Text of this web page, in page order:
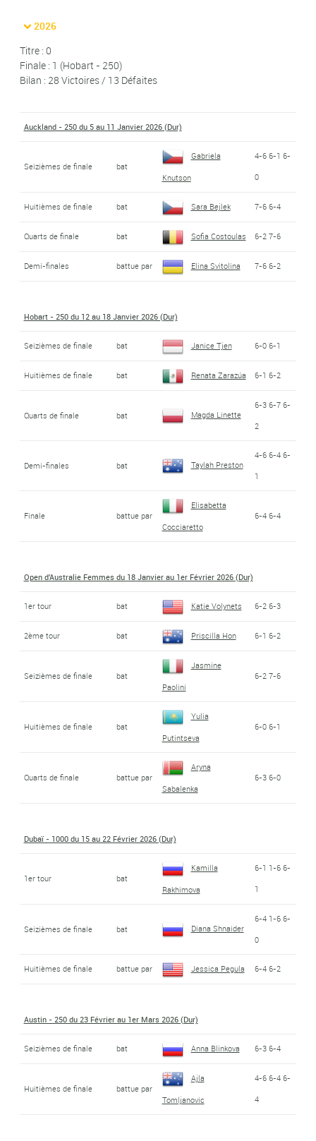
2026
Titre : 0
Finale : 1 (Hobart - 250)
Bilan : 28 Victoires / 13 Défaites
Auckland - 250 du 5 au 11 Janvier 2026 (Dur)
Seizièmes de finale bat
Gabriela
Knutson
4-6 6-1 6-
0
Huitièmes de finale bat Sara Bejlek 7-6 6-4
Quarts de finale bat Sofia Costoulas 6-2 7-6
Demi-finales battue par Elina Svitolina 7-6 6-2
Hobart - 250 du 12 au 18 Janvier 2026 (Dur)
Seizièmes de finale bat Janice Tjen 6-0 6-1
Huitièmes de finale bat Renata Zarazúa 6-1 6-2
Quarts de finale bat Magda Linette
6-3 6-7 6-
2
Demi-finales bat Taylah Preston
4-6 6-4 6-
1
Finale battue par
Elisabetta
Cocciaretto
6-4 6-4
Open d'Australie Femmes du 18 Janvier au 1er Février 2026 (Dur)
1er tour bat Katie Volynets 6-2 6-3
2ème tour bat Priscilla Hon 6-1 6-2
Seizièmes de finale bat
Jasmine
Paolini
6-2 7-6
Huitièmes de finale bat
Yulia
Putintseva
6-0 6-1
Quarts de finale battue par
Aryna
Sabalenka
6-3 6-0
Dubaï - 1000 du 15 au 22 Février 2026 (Dur)
1er tour bat
Kamilla
Rakhimova
6-1 1-6 6-
1
Seizièmes de finale bat Diana Shnaider
6-4 1-6 6-
0
Huitièmes de finale battue par Jessica Pegula 6-4 6-2
Austin - 250 du 23 Février au 1er Mars 2026 (Dur)
Seizièmes de finale bat Anna Blinkova 6-3 6-4
Huitièmes de finale battue par
Ajla
Tomljanovic
4-6 6-4 6-
4